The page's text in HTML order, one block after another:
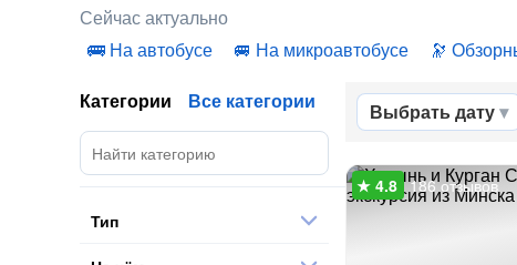
Сейчас актуально
На автобусе
На микроавтобусе
Выбрать дату
186 отзывов
Категории Все категории
Тип